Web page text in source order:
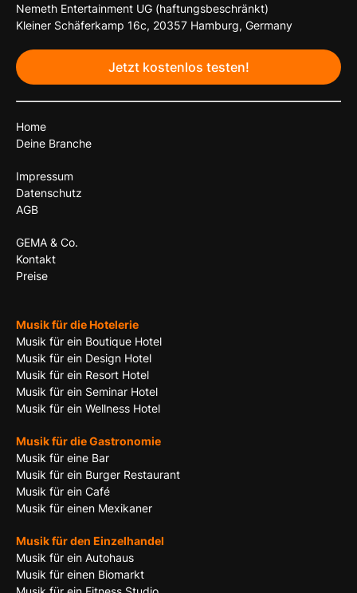
Nemeth Entertainment UG (haftungsbeschränkt)
Kleiner Schäferkamp 16c, 20357 Hamburg, Germany
Jetzt kostenlos testen!
Home
Deine Branche
Impressum
Datenschutz
AGB
GEMA & Co.
Kontakt
Preise
Musik für die Hotelerie
Musik für ein Boutique Hotel
Musik für ein Design Hotel
Musik für ein Resort Hotel
Musik für ein Seminar Hotel
Musik für ein Wellness Hotel
Musik für die Gastronomie
Musik für eine Bar
Musik für ein Burger Restaurant
Musik für ein Café
Musik für einen Mexikaner
Musik für den Einzelhandel
Musik für ein Autohaus
Musik für einen Biomarkt